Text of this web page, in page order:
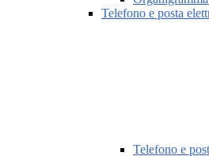
Telefono e posta
Telefono e